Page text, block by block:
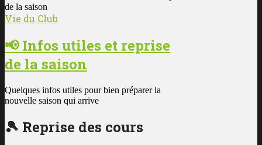
de la saison
Vie du Club
📢 Infos utiles et reprise
de la saison
Quelques infos utiles pour bien préparer la
nouvelle saison qui arrive
🎾 Reprise des cours